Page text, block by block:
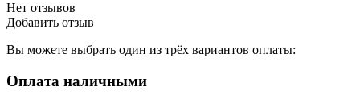
Нет отзывов
Добавить отзыв
Вы можете выбрать один из трёх вариантов оплаты:
Оплата наличными